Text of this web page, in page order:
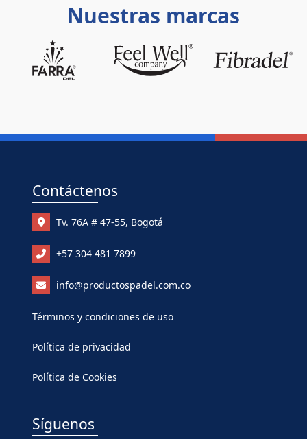
Nuestras marcas
Contáctenos
Tv. 76A # 47-55, Bogotá
+57 304 481 7899
info@productospadel.com.co
Términos y condiciones de uso
Política de privacidad
Política de Cookies
Síguenos